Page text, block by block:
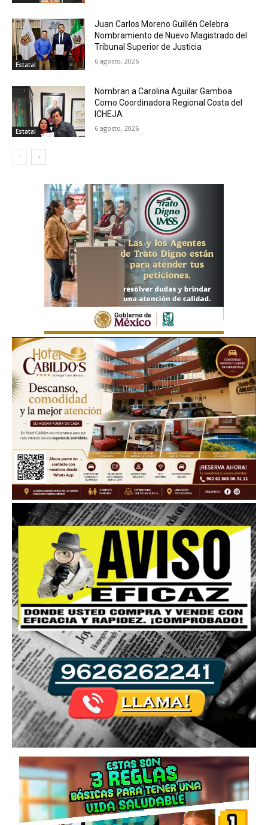
Estatal
Juan Carlos Moreno Guillén Celebra
Nombramiento de Nuevo Magistrado del
Tribunal Superior de Justicia
6 agosto, 2026
Estatal
Nombran a Carolina Aguilar Gamboa
Como Coordinadora Regional Costa del
ICHEJA
6 agosto, 2026